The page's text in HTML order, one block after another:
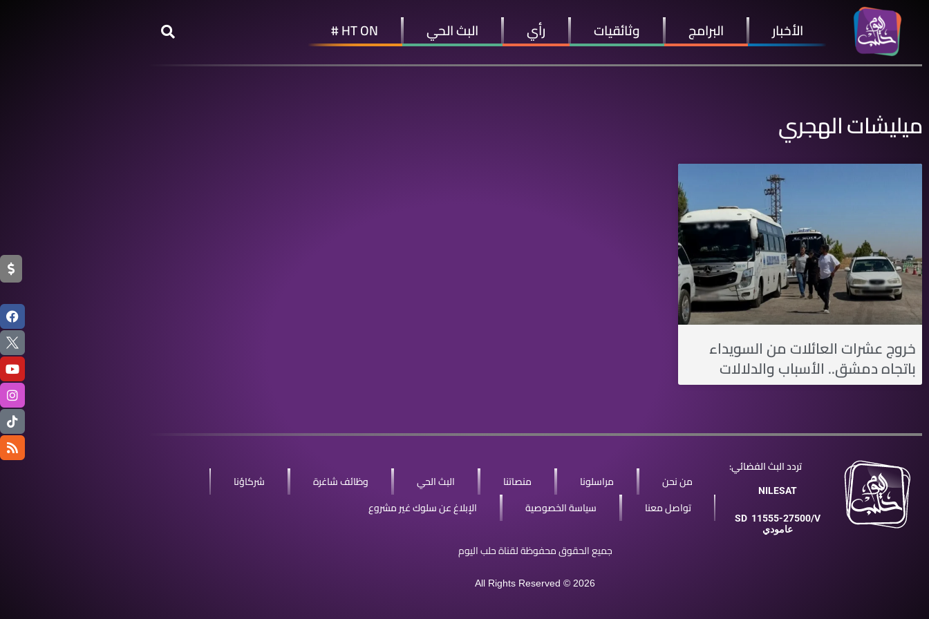
الأخبار البرامج وثائقيات رأي البث الحي HT ON #
ميليشات الهجري
خروج عشرات العائلات من السويداء
باتجاه دمشق.. الأسباب والدلالات
تردد البث الفضائي:
NILESAT
SD 11555-27500/V
عامودي
من نحن مراسلونا منصاتنا البث الحي وظائف شاغرة
شركاؤنا
تواصل معنا
سياسة الخصوصية الإبلاغ عن سلوك غير مشروع
جميع الحقوق محفوظة لقناة حلب اليوم
All Rights Reserved © 2026